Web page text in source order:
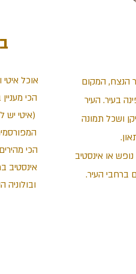
אוכל איטי
הכי
(איטי יש
הכי
אינסטיב
הנצח, המקום
בעיר. העיר
ושכל תמונה
או אינסטיב
ברחבי העיר.